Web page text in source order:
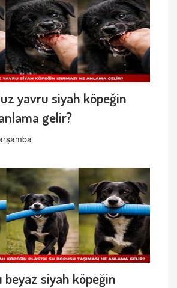
yavru siyah köpeğin
gelir?
beyaz siyah köpeğin